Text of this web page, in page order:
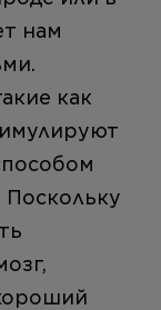
нам
как